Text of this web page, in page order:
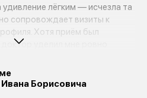
лёгким — исчезла та
сопровождает визиты к
Хотя приём был
доктор уделил мне ровно
к лечению: Иван
Борисовича